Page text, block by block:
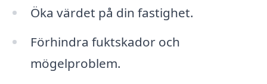
Öka värdet på din fastighet.
Förhindra fuktskador och
mögelproblem.